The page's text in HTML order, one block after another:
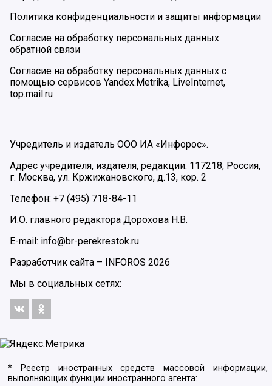
Политика конфиденциальности и защиты информации
Согласие на обработку персональных данных
обратной связи
Согласие на обработку персональных данных с
помощью сервисов Yandex.Metrika, LiveInternet,
top.mail.ru
Учредитель и издатель ООО ИА «Инфорос».
Адрес учредителя, издателя, редакции: 117218, Россия,
г. Москва, ул. Кржижановского, д.13, кор. 2
Телефон: +7 (495) 718-84-11
И.О. главного редактора Дорохова Н.В.
E-mail: info@br-perekrestok.ru
Разработчик сайта –
INFOROS 2026
Мы в социальных сетях:
* Реестр иностранных средств массовой информации,
выполняющих функции иностранного агента: